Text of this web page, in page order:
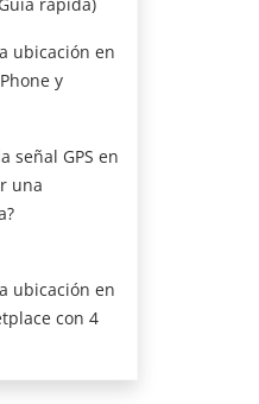
ubicación en
y
señal GPS en
una
ubicación en
con 4